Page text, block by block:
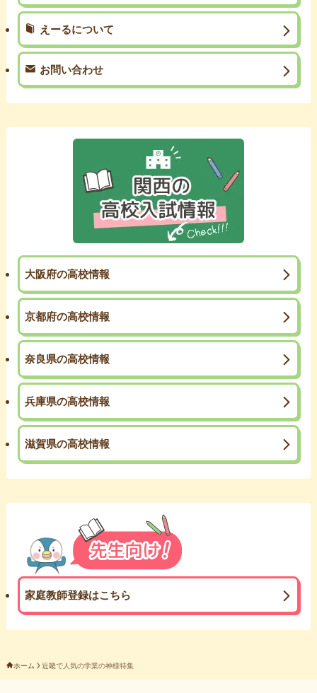
えーるについて
お問い合わせ
大阪府の高校情報
京都府の高校情報
奈良県の高校情報
兵庫県の高校情報
滋賀県の高校情報
家庭教師登録はこちら
ホーム 近畿で人気の学業の神様特集